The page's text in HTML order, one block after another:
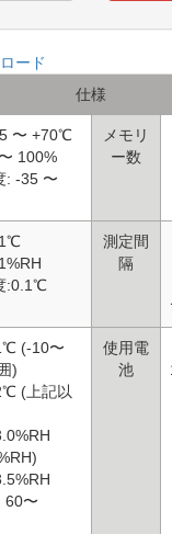
ード
仕様
〜 +70℃
100%
: -35 〜
メモリ
ー数
:0.1℃
測定間
隔
(-10〜
)
(上記以
60〜
使用電
池